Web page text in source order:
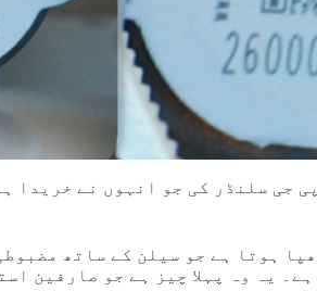
یہ وہ پہلا چیز ہے جو صارفین